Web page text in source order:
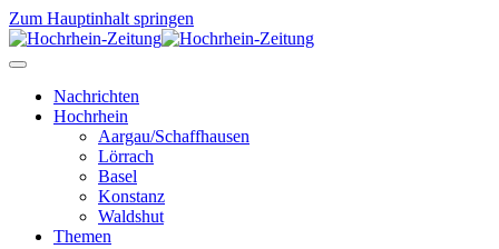
Zum Hauptinhalt springen
Nachrichten
Hochrhein
Aargau/Schaffhausen
Lörrach
Basel
Konstanz
Waldshut
Themen